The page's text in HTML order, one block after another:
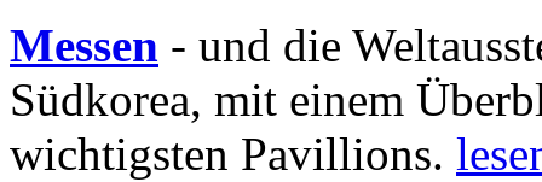
Messen - und die
Südkorea, mit einem
wichtigsten Pavillions.